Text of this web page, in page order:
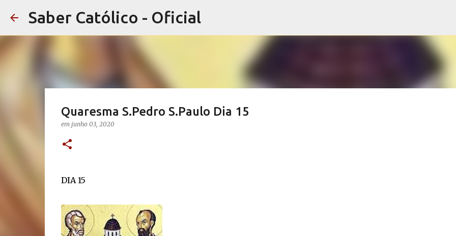
Saber Católico - Oficial
Quaresma S.Pedro S.Paulo Dia 15
em junho 03, 2020
DIA 15